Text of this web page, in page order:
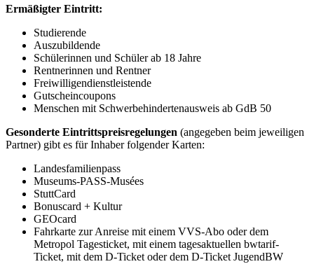
Ermäßigter Eintritt:
Studierende
Auszubildende
Schülerinnen und Schüler ab 18 Jahre
Rentnerinnen und Rentner
Freiwilligendienstleistende
Gutscheincoupons
Menschen mit Schwerbehindertenausweis ab GdB 50
Gesonderte Eintrittspreisregelungen (angegeben beim jeweiligen
Partner) gibt es für Inhaber folgender Karten:
Landesfamilienpass
Museums-PASS-Musées
StuttCard
Bonuscard + Kultur
GEOcard
Fahrkarte zur Anreise mit einem VVS-Abo oder dem
Metropol Tagesticket, mit einem tagesaktuellen bwtarif-
Ticket, mit dem D-Ticket oder dem D-Ticket JugendBW